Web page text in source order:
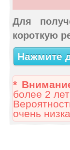
Для
короткую
Нажмите
*
более 2
очень